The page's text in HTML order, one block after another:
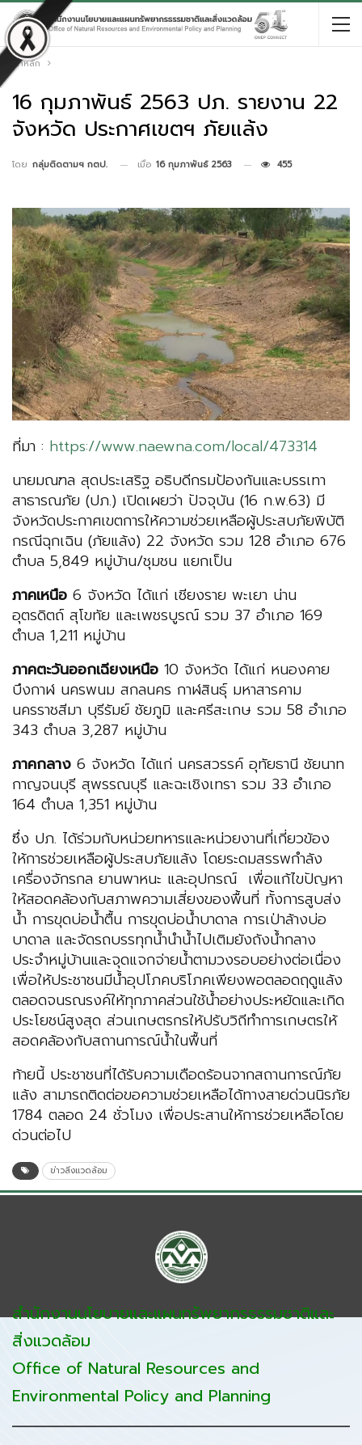
หน้าหลัก
16 กุมภาพันธ์ 2563 ปภ. รายงาน 22
จังหวัด ประกาศเขตฯ ภัยแล้ง
โดย กลุ่มติดตามฯ กตป. เมื่อ 16 กุมภาพันธ์ 2563 455
ที่มา : https://www.naewna.com/local/473314
นายมณฑล สุดประเสริฐ อธิบดีกรมป้องกันและบรรเทา
สาธารณภัย (ปภ.) เปิดเผยว่า ปัจจุบัน (16 ก.พ.63) มี
จังหวัดประกาศเขตการให้ความช่วยเหลือผู้ประสบภัยพิบัติ
กรณีฉุกเฉิน (ภัยแล้ง) 22 จังหวัด รวม 128 อำเภอ 676
ตำบล 5,849 หมู่บ้าน/ชุมชน แยกเป็น
ภาคเหนือ 6 จังหวัด ได้แก่ เชียงราย พะเยา น่าน
อุตรดิตถ์ สุโขทัย และเพชรบูรณ์ รวม 37 อำเภอ 169
ตำบล 1,211 หมู่บ้าน
ภาคตะวันออกเฉียงเหนือ 10 จังหวัด ได้แก่ หนองคาย
บึงกาฬ นครพนม สกลนคร กาฬสินธุ์ มหาสารคาม
นครราชสีมา บุรีรัมย์ ชัยภูมิ และศรีสะเกษ รวม 58 อำเภอ
343 ตำบล 3,287 หมู่บ้าน
ภาคกลาง 6 จังหวัด ได้แก่ นครสวรรค์ อุทัยธานี ชัยนาท
กาญจนบุรี สุพรรณบุรี และฉะเชิงเทรา รวม 33 อำเภอ
164 ตำบล 1,351 หมู่บ้าน
ซึ่ง ปภ. ได้ร่วมกับหน่วยทหารและหน่วยงานที่เกี่ยวข้อง
ให้การช่วยเหลือผู้ประสบภัยแล้ง โดยระดมสรรพกำลัง
เครื่องจักรกล ยานพาหนะ และอุปกรณ์ เพื่อแก้ไขปัญหา
ให้สอดคล้องกับสภาพความเสี่ยงของพื้นที่ ทั้งการสูบส่ง
น้ำ การขุดบ่อน้ำตื้น การขุดบ่อน้ำบาดาล การเป่าล้างบ่อ
บาดาล และจัดรถบรรทุกน้ำนำน้ำไปเติมยังถังน้ำกลาง
ประจำหมู่บ้านและจุดแจกจ่ายน้ำตามวงรอบอย่างต่อเนื่อง
เพื่อให้ประชาชนมีน้ำอุปโภคบริโภคเพียงพอตลอดฤดูแล้ง
ตลอดจนรณรงค์ให้ทุกภาคส่วนใช้น้ำอย่างประหยัดและเกิด
ประโยชน์สูงสุด ส่วนเกษตรกรให้ปรับวิถีทำการเกษตรให้
สอดคล้องกับสถานการณ์น้ำในพื้นที่
ท้ายนี้ ประชาชนที่ได้รับความเดือดร้อนจากสถานการณ์ภัย
แล้ง สามารถติดต่อขอความช่วยเหลือได้ทางสายด่วนนิรภัย
1784 ตลอด 24 ชั่วโมง เพื่อประสานให้การช่วยเหลือโดย
ด่วนต่อไป
ข่าวสิ่งแวดล้อม
สำนักงานนโยบายและแผนทรัพยากรธรรมชาติและ
สิ่งแวดล้อม
Office of Natural Resources and
Environmental Policy and Planning